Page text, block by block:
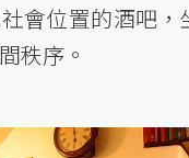
會位置的酒吧，
秩序。